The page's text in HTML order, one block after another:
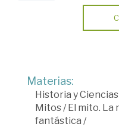
Materias:
Historia y
Mitos/El mito. La
fantástica /